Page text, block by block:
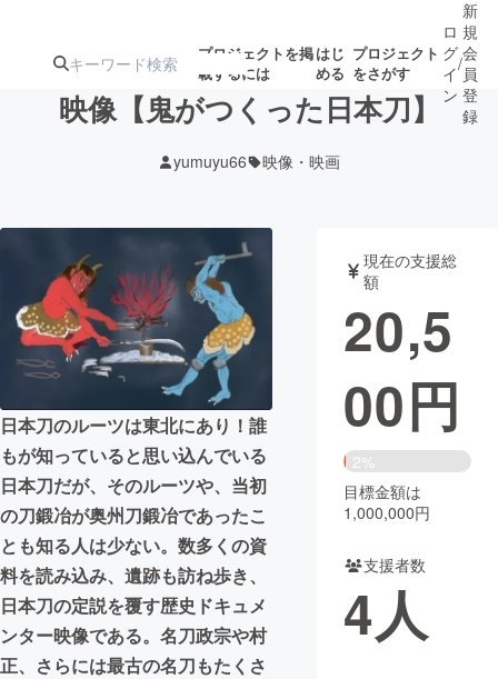
プロジェクトを掲
載するには
はじ
める
プロジェクト
をさがす
アート・写真
テクノロジー・ガジェット ゲーム・サ
映像・映画
ビジネス・起業 チャレンジ
まちづくり・地域活性化
CAMPFIRE for Social Good
CAMPFIRE Creation
CAMPFIREふるさと納税machi-ya コミュニティ
ロ
グ
イ
ン
/
新
規
会
員
登
録
映像【鬼がつくった日本刀】
yumuyu66 映像・映画
日本刀のルーツは東北にあり！誰
もが知っていると思い込んでいる
日本刀だが、そのルーツや、当初
の刀鍛冶が奥州刀鍛冶であったこ
とも知る人は少ない。数多くの資
料を読み込み、遺跡も訪ね歩き、
日本刀の定説を覆す歴史ドキュメ
ンター映像である。名刀政宗や村
正、さらには最古の名刀もたくさ
現在の支援総
額
20,5
00円
2%
目標金額は
1,000,000円
支援者数
4人